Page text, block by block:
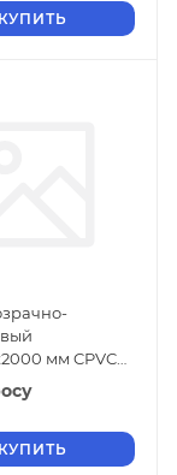
КУПИТЬ
мм CPVC
2013
КУПИТЬ